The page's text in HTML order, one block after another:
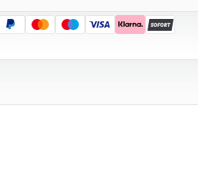
Pay
PayPalMastercardMaestro
Visa KlarnaSOFORT